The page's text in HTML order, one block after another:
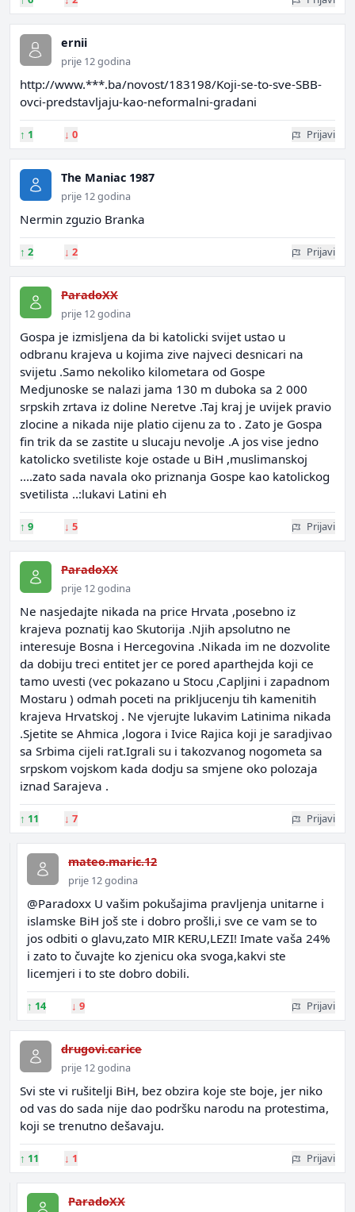
ernii
prije 12 godina
http://www.***.ba/novost/183198/Koji-se-to-sve-SBB-
ovci-predstavljaju-kao-neformalni-gradani
↑ 1 ↓ 0 Prijavi
The Maniac 1987
prije 12 godina
Nermin zguzio Branka
↑ 2 ↓ 2 Prijavi
ParadoXX
prije 12 godina
Gospa je izmisljena da bi katolicki svijet ustao u
odbranu krajeva u kojima zive najveci desnicari na
svijetu .Samo nekoliko kilometara od Gospe
Medjunoske se nalazi jama 130 m duboka sa 2 000
srpskih zrtava iz doline Neretve .Taj kraj je uvijek pravio
zlocine a nikada nije platio cijenu za to . Zato je Gospa
fin trik da se zastite u slucaju nevolje .A jos vise jedno
katolicko svetiliste koje ostade u BiH ,muslimanskoj
....zato sada navala oko priznanja Gospe kao katolickog
svetilista ..:lukavi Latini eh
↑ 9 ↓ 5 Prijavi
ParadoXX
prije 12 godina
Ne nasjedajte nikada na price Hrvata ,posebno iz
krajeva poznatij kao Skutorija .Njih apsolutno ne
interesuje Bosna i Hercegovina .Nikada im ne dozvolite
da dobiju treci entitet jer ce pored aparthejda koji ce
tamo uvesti (vec pokazano u Stocu ,Capljini i zapadnom
Mostaru ) odmah poceti na prikljucenju tih kamenitih
krajeva Hrvatskoj . Ne vjerujte lukavim Latinima nikada
.Sjetite se Ahmica ,logora i Ivice Rajica koji je saradjivao
sa Srbima cijeli rat.Igrali su i takozvanog nogometa sa
srpskom vojskom kada dodju sa smjene oko polozaja
iznad Sarajeva .
↑ 11 ↓ 7 Prijavi
mateo.maric.12
prije 12 godina
@Paradoxx U vašim pokušajima pravljenja unitarne i
islamske BiH još ste i dobro prošli,i sve ce vam se to
jos odbiti o glavu,zato MIR KERU,LEZI! Imate vaša 24%
i zato to čuvajte ko zjenicu oka svoga,kakvi ste
licemjeri i to ste dobro dobili.
↑ 14 ↓ 9 Prijavi
drugovi.carice
prije 12 godina
Svi ste vi rušitelji BiH, bez obzira koje ste boje, jer niko
od vas do sada nije dao podršku narodu na protestima,
koji se trenutno dešavaju.
↑ 11 ↓ 1 Prijavi
ParadoXX